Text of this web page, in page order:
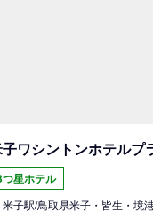
ワシントンホテルプ
つ星ホテル
米子駅/鳥取県米子・皆生・境